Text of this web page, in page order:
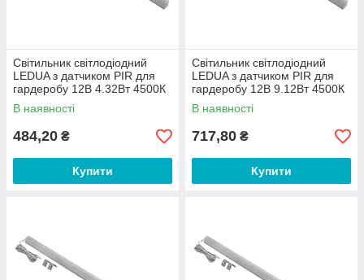
Світильник світлодіодний
LEDUA з датчиком PIR для
гардеробу 12В 4.32Вт 4500К
500мм
В наявності
484,20 ₴
Купити
Світильник світлодіодний
LEDUA з датчиком PIR для
гардеробу 12В 9.12Вт 4500К
1000мм
В наявності
717,80 ₴
Купити